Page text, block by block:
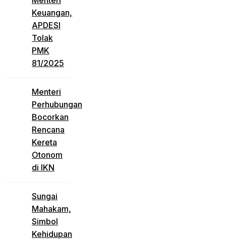
Keuangan,
APDESI
Tolak
PMK
81/2025
Menteri
Perhubungan
Bocorkan
Rencana
Kereta
Otonom
di IKN
Sungai
Mahakam,
Simbol
Kehidupan